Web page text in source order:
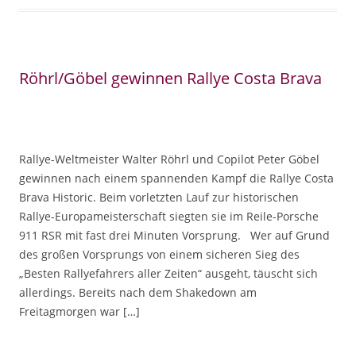
Röhrl/Göbel gewinnen Rallye Costa Brava
Rallye-Weltmeister Walter Röhrl und Copilot Peter Göbel
gewinnen nach einem spannenden Kampf die Rallye Costa
Brava Historic. Beim vorletzten Lauf zur historischen
Rallye-Europameisterschaft siegten sie im Reile-Porsche
911 RSR mit fast drei Minuten Vorsprung. Wer auf Grund
des großen Vorsprungs von einem sicheren Sieg des
„Besten Rallyefahrers aller Zeiten“ ausgeht, täuscht sich
allerdings. Bereits nach dem Shakedown am
Freitagmorgen war […]